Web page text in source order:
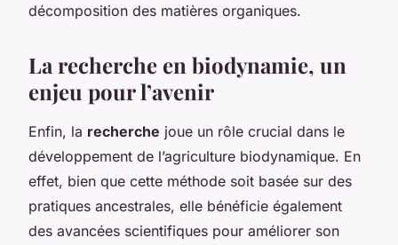
décomposition des matières organiques.
La recherche en biodynamie, un
enjeu pour l’avenir
Enfin, la recherche joue un rôle crucial dans le
développement de l’agriculture biodynamique. En
effet, bien que cette méthode soit basée sur des
pratiques ancestrales, elle bénéficie également
des avancées scientifiques pour améliorer son